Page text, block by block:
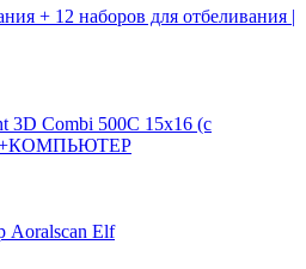
+ 12 наборов для отбеливания |
3D Combi 500C 15х16 (с
Aoralscan Elf